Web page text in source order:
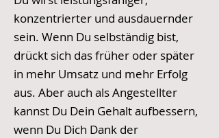
konzentrierter und ausdauernder
sein. Wenn Du selbständig bist,
drückt sich das früher oder später
in mehr Umsatz und mehr Erfolg
aus. Aber auch als Angestellter
kannst Du Dein Gehalt aufbessern,
wenn Du Dich Dank der